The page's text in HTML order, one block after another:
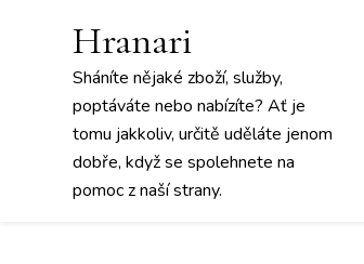
Hranari
Sháníte nějaké zboží, služby,
poptáváte nebo nabízíte? Ať je
tomu jakkoliv, určitě uděláte jenom
dobře, když se spolehnete na
pomoc z naší strany.